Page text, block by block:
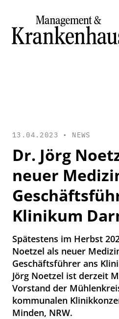
13.04.2023 • NEWS
Dr. Jörg
neuer
Klinikum
Spätestens im Herbst
Noetzel als neuer
Geschäftsführer ans
Jörg Noetzel ist derzeit
Vorstand der
kommunalen
Minden, NRW.